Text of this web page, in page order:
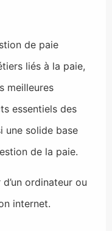
de paie
liés à la paie,
meilleures
essentiels des
une solide base
de la paie.
ordinateur ou
internet.